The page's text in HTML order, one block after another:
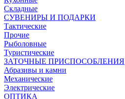
Складные
СУВЕНИРЫ И ПОДАРКИ
Тактические
Прочие
Рыболовные
Туристические
ЗАТОЧНЫЕ ПРИСПОСОБЛЕНИЯ
Абразивы и камни
Механические
Электрические
ОПТИКА